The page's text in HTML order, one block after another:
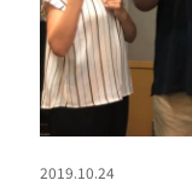
2019.10.24